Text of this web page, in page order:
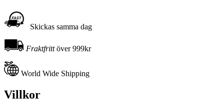
Skickas samma dag
Fraktfrittöver 999kr
World Wide Shipping
Villkor